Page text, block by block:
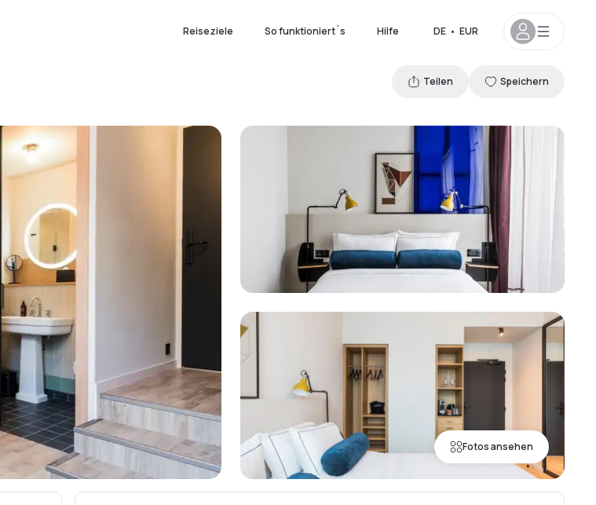
Reiseziele So funktioniert´s Hilfe DE • EUR
Fotos ansehen
Teilen Speichern